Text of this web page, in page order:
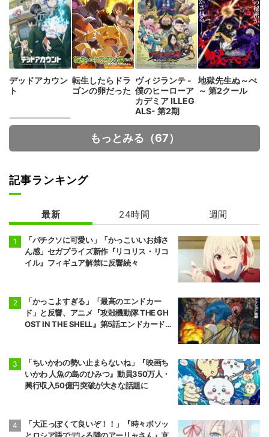
デッドアカウン
ト
転生したらドラ
ゴンの卵だった
ヴィジランテ -
僕のヒーローア
カデミア ILLEG
ALS- 第2期
地獄先生ぬ～べ
～ 第2クール
火喰鳥 羽州ぼろ
鳶組
もっとみる（67）
記事ランキング
最新 24時間 週間
「バチクソに可愛い」「かっこいいお姉さ
ん感」セガプライズ新作『リコリス・リコ
イル』フィギュア解禁に反響続々
「かっこよすぎる」「最高のエンドカー
ド」と反響、アニメ『攻殻機動隊 THE GH
OST IN THE SHELL』第5話エンドカード公
「ちいかわの勢い止まらないね」『映画ち
いかわ 人魚の島のひみつ』動員350万人・
興行収入50億円突破が大きな話題に
「大正っぽくて良いぞ！！」『時々ボソッ